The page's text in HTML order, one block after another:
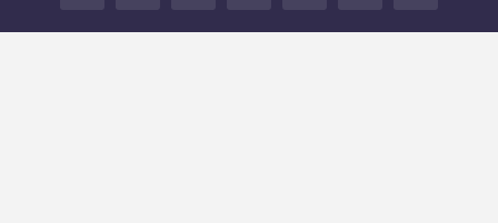
FACEBOOKTWITTERGOOGLE+YOUTUBEINSTAGRAMTUMBLR İLETİŞİM